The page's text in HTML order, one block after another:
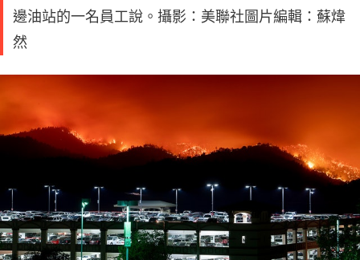
邊油站的一名員工說。攝影：美聯社圖片編輯：蘇煒
然